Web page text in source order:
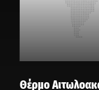
Θέρμο